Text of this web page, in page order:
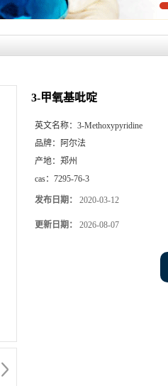
3-甲氧基吡啶
英文名称： 3-Methoxypyridine
品牌：
阿尔法
产地： 郑州
cas： 7295-76-3
发布日期： 2020-03-12
更新日期： 2026-08-07